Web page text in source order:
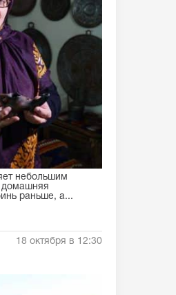
небольшим
домашняя
раньше, а...
18 октября в 12:30